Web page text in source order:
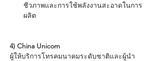
ชีวภาพและการใช้พลังงานสะอาดในการ
ผลิต
4) China Unicom
ผู้ให้บริการโทรคมนาคมระดับชาติและผู้นำ